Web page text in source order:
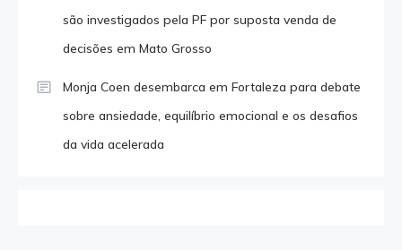
são investigados pela PF por suposta venda de
decisões em Mato Grosso
Monja Coen desembarca em Fortaleza para debate
sobre ansiedade, equilíbrio emocional e os desafios
da vida acelerada